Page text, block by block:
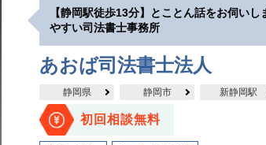
【静岡駅徒歩13分】とことん話をお伺いし
やすい司法書士事務所
あおば司法書士法人
静岡県 静岡市 新静岡駅
初回相談無料